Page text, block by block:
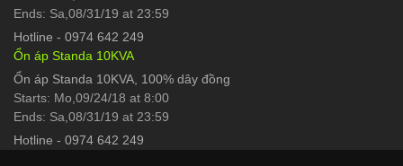
Ends: Sa,08/31/19 at 23:59
Hotline - 0974 642 249
Ổn áp Standa 10KVA
Ổn áp Standa 10KVA, 100% dây đồng
Starts: Mo,09/24/18 at 8:00
Ends: Sa,08/31/19 at 23:59
Hotline - 0974 642 249